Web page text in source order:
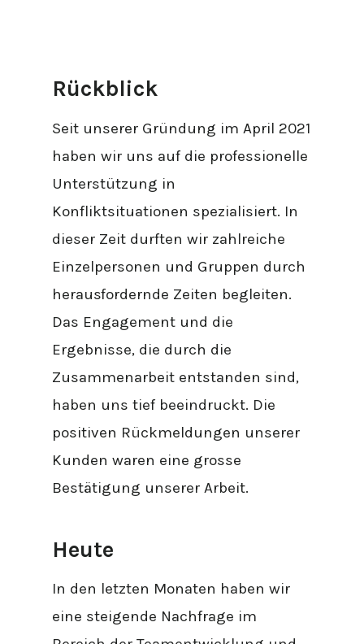
Rückblick
Seit unserer Gründung im April 2021
haben wir uns auf die professionelle
Unterstützung in
Konfliktsituationen spezialisiert. In
dieser Zeit durften wir zahlreiche
Einzelpersonen und Gruppen durch
herausfordernde Zeiten begleiten.
Das Engagement und die
Ergebnisse, die durch die
Zusammenarbeit entstanden sind,
haben uns tief beeindruckt. Die
positiven Rückmeldungen unserer
Kunden waren eine grosse
Bestätigung unserer Arbeit.
Heute
In den letzten Monaten haben wir
eine steigende Nachfrage im